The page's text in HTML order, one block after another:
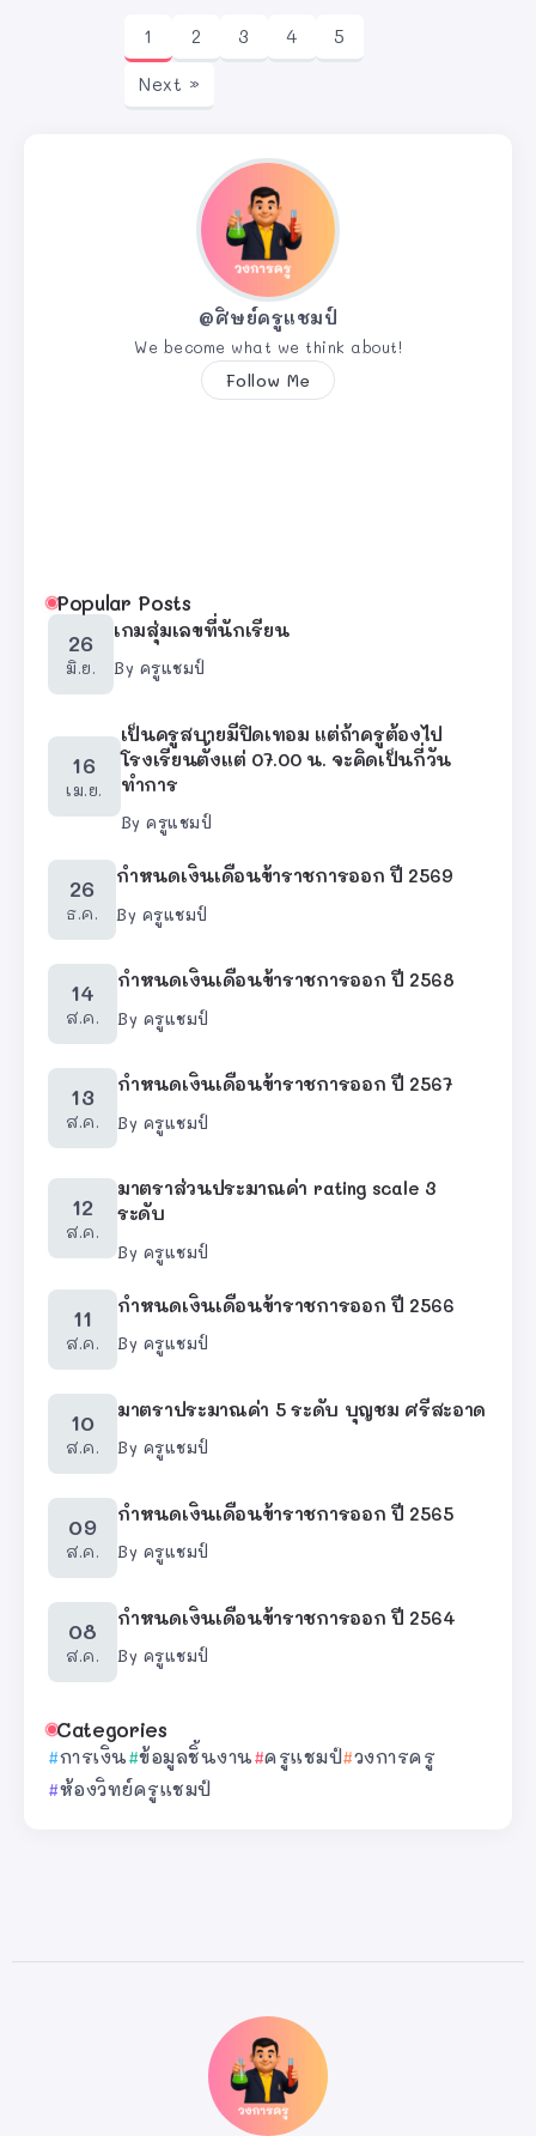
1 2 3 4
5
Next »
@ศิษย์ครูแชมป์
We become what we think about!
Follow Me
Popular Posts
26
มิ.ย.
เกมสุ่มเลขที่นักเรียน
By ครูแชมป์
16
เม.ย.
เป็นครูสบายมีปิดเทอม แต่ถ้าครูต้องไป
โรงเรียนตั้งแต่ 07.00 น. จะคิดเป็นกี่วัน
ทำการ
By ครูแชมป์
26
ธ.ค.
กำหนดเงินเดือนข้าราชการออก ปี 2569
By ครูแชมป์
14
ส.ค.
กำหนดเงินเดือนข้าราชการออก ปี 2568
By ครูแชมป์
13
ส.ค.
กำหนดเงินเดือนข้าราชการออก ปี 2567
By ครูแชมป์
12
ส.ค.
มาตราส่วนประมาณค่า rating scale 3
ระดับ
By ครูแชมป์
11
ส.ค.
กำหนดเงินเดือนข้าราชการออก ปี 2566
By ครูแชมป์
10
ส.ค.
มาตราประมาณค่า 5 ระดับ บุญชม ศรีสะอาด
By ครูแชมป์
09
ส.ค.
กำหนดเงินเดือนข้าราชการออก ปี 2565
By ครูแชมป์
08
ส.ค.
กำหนดเงินเดือนข้าราชการออก ปี 2564
By ครูแชมป์
Categories
การเงิน ข้อมูลชิ้นงาน ครูแชมป์ วงการครู
ห้องวิทย์ครูแชมป์